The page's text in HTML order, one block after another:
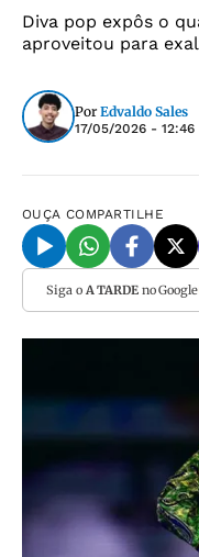
Diva pop expôs o
aproveitou para
Por Edvaldo Sales
17/05/2026 - 12:46
OUÇA COMPARTILHE
Siga o A TARDEno Google